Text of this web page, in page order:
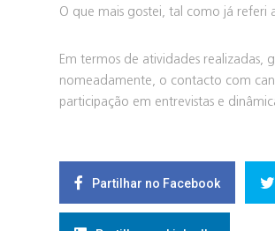
O que mais gostei, tal como já
Em termos de atividades realizadas,
nomeadamente, o contacto com
participação em entrevistas e
Partilhar no Facebook